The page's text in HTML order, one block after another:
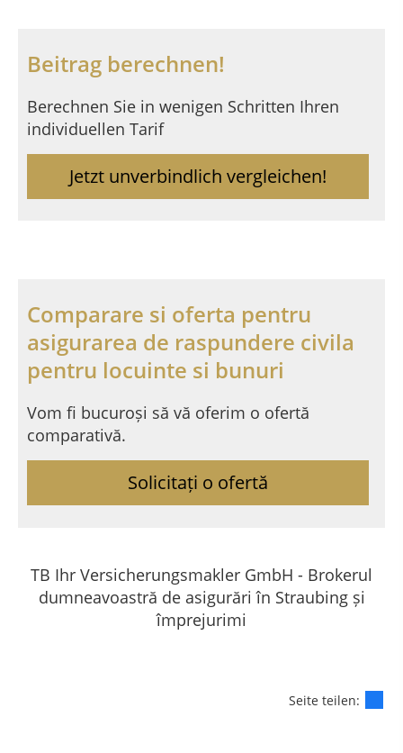
Beitrag berechnen!
Berechnen Sie in wenigen Schritten Ihren
individuellen Tarif
Jetzt unverbindlich vergleichen!
Comparare si oferta pentru
asigurarea de raspundere civila
pentru locuinte si bunuri
Vom fi bucuroși să vă oferim o ofertă
comparativă.
Solicitați o ofertă
TB Ihr Versicherungsmakler GmbH - Brokerul
dumneavoastră de asigurări în Straubing și
împrejurimi
Seite teilen: